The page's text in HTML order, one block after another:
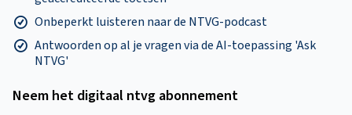
Onbeperkt luisteren naar de NTVG-podcast
Antwoorden op al je vragen via de AI-toepassing 'Ask
NTVG'
Neem het digitaal ntvg abonnement